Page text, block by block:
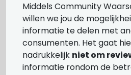
Middels Community
willen we jou de
informatie te delen met
consumenten. Het gaat
nadrukkelijk niet om
informatie rondom de